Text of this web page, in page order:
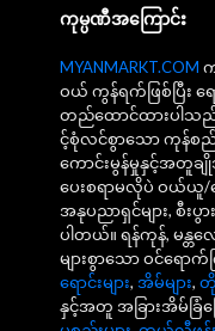
ကုမ္ပဏီအကြောင်း
MYANMARKT.COM
ဝယ် ကွန်ရက်ဖြစ်ပြီး
တည်ထောင်ထားပါသည်
င့်စုံလင်စွာသော ကုန်စ
ကောင်းမွန်မှုနှင့်အတူချို
ပေးစရာမလိုပဲ ဝယ်ယူ/ရ
အနုပညာရှင်များ, စီးပွာ
ပါတယ်။ ရန်ကုန်, မန္တလ
များစွာသော ဝင်ရေ
ရောင်းများ, အိမ်များ, တို
နှင့်အတူ အခြားအိမ်ခြံမ